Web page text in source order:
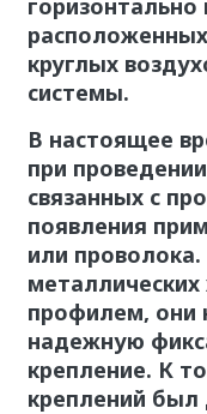
круглых
системы.
В настоящее
при
связанных с
появления
или
профилем, они
надежную
крепление. К
креплений был